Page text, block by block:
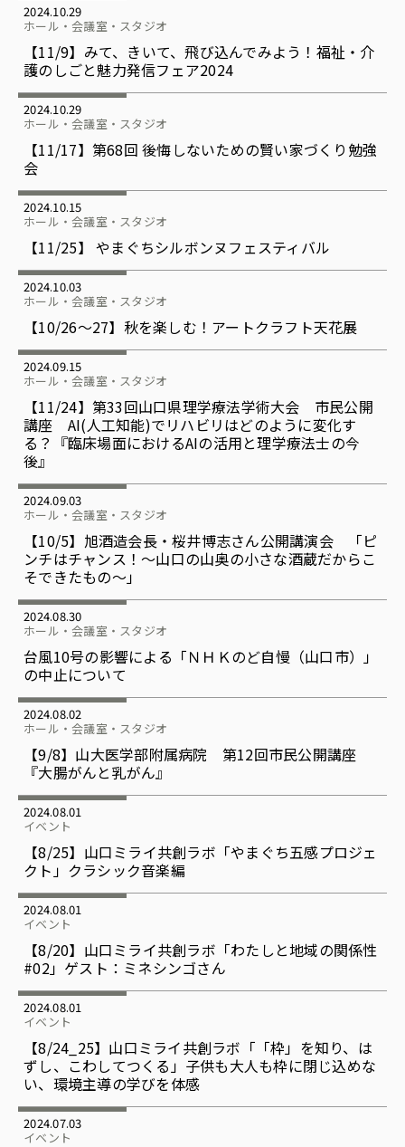
2024.10.29
ホール・会議室・スタジオ
【11/9】みて、きいて、飛び込んでみよう！福祉・介
護のしごと魅力発信フェア2024
2024.10.29
ホール・会議室・スタジオ
【11/17】第68回 後悔しないための賢い家づくり勉強
会
2024.10.15
ホール・会議室・スタジオ
【11/25】 やまぐちシルボンヌフェスティバル
2024.10.03
ホール・会議室・スタジオ
【10/26〜27】秋を楽しむ！アートクラフト天花展
2024.09.15
ホール・会議室・スタジオ
【11/24】第33回山口県理学療法学術大会 市民公開
講座 AI(人工知能)でリハビリはどのように変化す
る？『臨床場面におけるAIの活用と理学療法士の今
後』
2024.09.03
ホール・会議室・スタジオ
【10/5】旭酒造会長・桜井博志さん公開講演会 「ピ
ンチはチャンス！～山口の山奥の小さな酒蔵だからこ
そできたもの～」
2024.08.30
ホール・会議室・スタジオ
台風10号の影響による「ＮＨＫのど自慢（山口市）」
の中止について
2024.08.02
ホール・会議室・スタジオ
【9/8】山大医学部附属病院 第12回市民公開講座
『大腸がんと乳がん』
2024.08.01
イベント
【8/25】山口ミライ共創ラボ「やまぐち五感プロジェ
クト」クラシック音楽編
2024.08.01
イベント
【8/20】山口ミライ共創ラボ「わたしと地域の関係性
#02」ゲスト：ミネシンゴさん
2024.08.01
イベント
【8/24_25】山口ミライ共創ラボ「「枠」を知り、は
ずし、こわしてつくる」子供も大人も枠に閉じ込めな
い、環境主導の学びを体感
2024.07.03
イベント